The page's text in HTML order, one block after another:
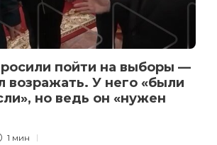
пойти на выборы —
возражать. У него «были
но ведь он «нужен
1 мин